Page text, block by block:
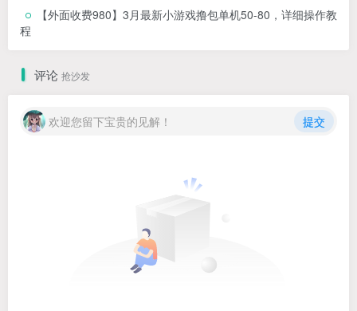
【外面收费980】3月最新小游戏撸包单机50-80，详细操作教
程
评论 抢沙发
欢迎您留下宝贵的见解！ 提交